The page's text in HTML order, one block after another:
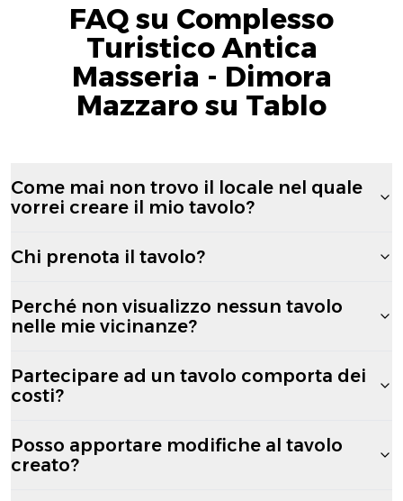
FAQ su Complesso
Turistico Antica
Masseria - Dimora
Mazzaro su Tablo
Come mai non trovo il locale nel quale
vorrei creare il mio tavolo?
Chi prenota il tavolo?
Perché non visualizzo nessun tavolo
nelle mie vicinanze?
Partecipare ad un tavolo comporta dei
costi?
Posso apportare modifiche al tavolo
creato?